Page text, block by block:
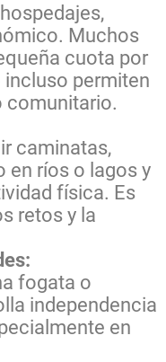
Muchos
cuota por
permiten
comunitario.
caminatas,
en ríos o lagos y
física. Es
retos y la
fogata o
independencia
en